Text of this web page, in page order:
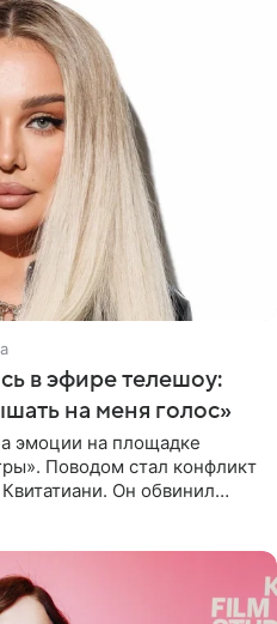
в эфире телешоу:
на меня голос»
эмоции на площадке
Поводом стал конфликт
Он обвинил